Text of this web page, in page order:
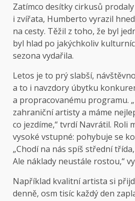
Zatímco desítky cirkusů
i zvířata, Humberto vyrazil
na cesty. Těžil z toho, že byl
byl hlad po jakýchkoliv
sezona vydařila.
Letos je to prý slabší,
a to i navzdory úbytku
a propracovanému programu.
zahraniční artisty a máme
co jezdíme,“ tvrdí Navrátil. Roli
vysoké vstupné: pohybuje se
„Chodí na nás spíš střední
Ale náklady neustále rostou,“
Například kvalitní artista si
denně, osm tisíc každý den